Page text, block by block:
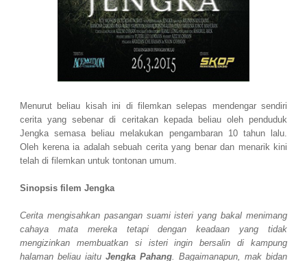
Menurut beliau kisah ini di filemkan selepas mendengar sendiri
cerita yang sebenar di ceritakan kepada beliau oleh penduduk
Jengka semasa beliau melakukan pengambaran 10 tahun lalu.
Oleh kerena ia adalah sebuah cerita yang benar dan menarik kini
telah di filemkan untuk tontonan umum.
Sinopsis filem Jengka
Cerita mengisahkan pasangan suami isteri yang bakal menimang
cahaya mata mereka tetapi dengan keadaan yang tidak
mengizinkan membuatkan si isteri ingin bersalin di kampung
halaman beliau iaitu Jengka Pahang . Bagaimanapun, mak bidan